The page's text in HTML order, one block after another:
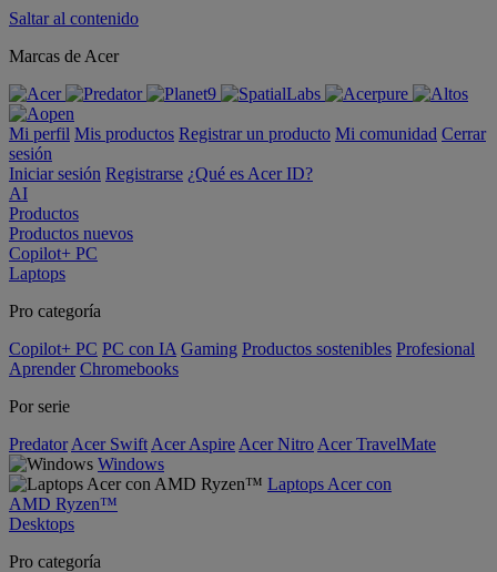
Saltar al contenido
Marcas de Acer
Mi perfil Mis productos Registrar un producto Mi comunidad Cerrar
sesión
Iniciar sesión Registrarse ¿Qué es Acer ID?
AI
Productos
Productos nuevos
Copilot+ PC
Laptops
Pro categoría
Copilot+ PC PC con IA Gaming Productos sostenibles Profesional
Aprender Chromebooks
Por serie
Predator Acer Swift Acer Aspire Acer Nitro Acer TravelMate
Windows
Laptops Acer con
AMD Ryzen™
Desktops
Pro categoría